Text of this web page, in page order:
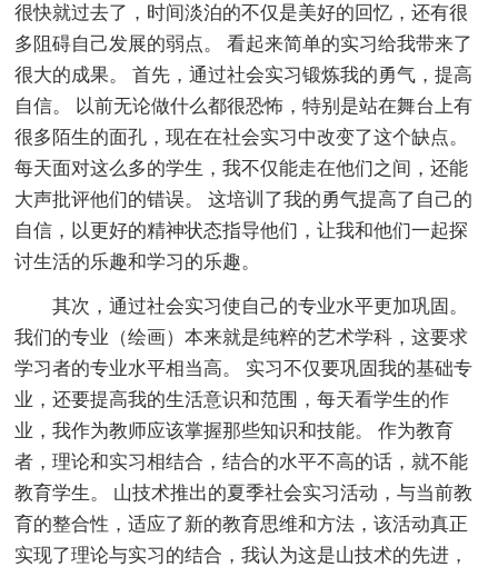
很快就过去了，时间淡泊的不仅是美好的回忆，还有很
多阻碍自己发展的弱点。 看起来简单的实习给我带来了
很大的成果。 首先，通过社会实习锻炼我的勇气，提高
自信。 以前无论做什么都很恐怖，特别是站在舞台上有
很多陌生的面孔，现在在社会实习中改变了这个缺点。
每天面对这么多的学生，我不仅能走在他们之间，还能
大声批评他们的错误。 这培训了我的勇气提高了自己的
自信，以更好的精神状态指导他们，让我和他们一起探
讨生活的乐趣和学习的乐趣。
其次，通过社会实习使自己的专业水平更加巩固。
我们的专业（绘画）本来就是纯粹的艺术学科，这要求
学习者的专业水平相当高。 实习不仅要巩固我的基础专
业，还要提高我的生活意识和范围，每天看学生的作
业，我作为教师应该掌握那些知识和技能。 作为教育
者，理论和实习相结合，结合的水平不高的话，就不能
教育学生。 山技术推出的夏季社会实习活动，与当前教
育的整合性，适应了新的教育思维和方法，该活动真正
实现了理论与实习的结合，我认为这是山技术的先进，